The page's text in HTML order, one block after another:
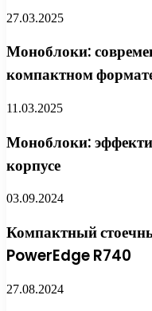
27.03.2025
Моноблоки:
компактном
11.03.2025
Моноблоки:
корпусе
03.09.2024
Компактный
PowerEdge R740
27.08.2024